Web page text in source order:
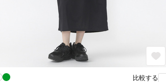
比較する